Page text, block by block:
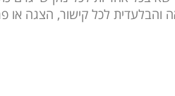
לכל קישור, הצגה או